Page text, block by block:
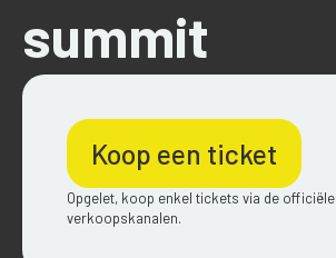
summit
Koop een ticket
Opgelet, koop enkel tickets via de officiële
verkoopskanalen.